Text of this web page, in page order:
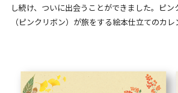
し続け、ついに出会うことができました。ピ
（ピンクリボン）が旅をする絵本仕立てのカレ